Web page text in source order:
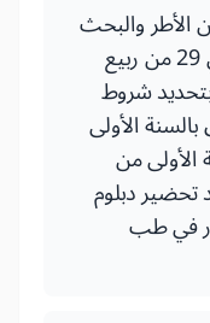
الأطر والبحث
العلمي رقم 132003 صادر في 29 من ربيع
(30 يونيو 2003) بتحديد شروط
الأولى
من
دبلوم
في طب